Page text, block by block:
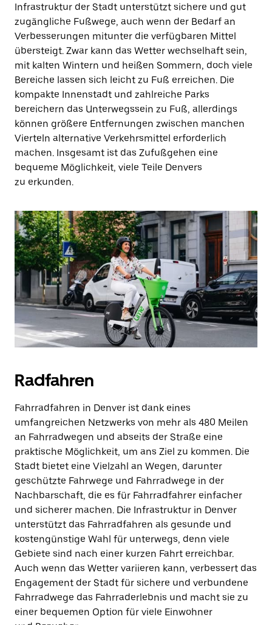
Infrastruktur der Stadt unterstützt sichere und gut
zugängliche Fußwege, auch wenn der Bedarf an
Verbesserungen mitunter die verfügbaren Mittel
übersteigt. Zwar kann das Wetter wechselhaft sein,
mit kalten Wintern und heißen Sommern, doch viele
Bereiche lassen sich leicht zu Fuß erreichen. Die
kompakte Innenstadt und zahlreiche Parks
bereichern das Unterwegssein zu Fuß, allerdings
können größere Entfernungen zwischen manchen
Vierteln alternative Verkehrsmittel erforderlich
machen. Insgesamt ist das Zufußgehen eine
bequeme Möglichkeit, viele Teile Denvers
zu erkunden.
Radfahren
Fahrradfahren in Denver ist dank eines
umfangreichen Netzwerks von mehr als 480 Meilen
an Fahrradwegen und abseits der Straße eine
praktische Möglichkeit, um ans Ziel zu kommen. Die
Stadt bietet eine Vielzahl an Wegen, darunter
geschützte Fahrwege und Fahrradwege in der
Nachbarschaft, die es für Fahrradfahrer einfacher
und sicherer machen. Die Infrastruktur in Denver
unterstützt das Fahrradfahren als gesunde und
kostengünstige Wahl für unterwegs, denn viele
Gebiete sind nach einer kurzen Fahrt erreichbar.
Auch wenn das Wetter variieren kann, verbessert das
Engagement der Stadt für sichere und verbundene
Fahrradwege das Fahrraderlebnis und macht sie zu
einer bequemen Option für viele Einwohner